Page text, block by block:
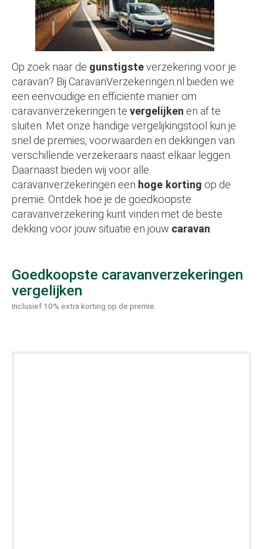
Op zoek naar de gunstigsteverzekering voor je
caravan? Bij CaravanVerzekeringen.nl bieden we
een eenvoudige en efficiënte manier om
caravanverzekeringen te vergelijken en af te
sluiten. Met onze handige vergelijkingstool kun je
snel de premies, voorwaarden en dekkingen van
verschillende verzekeraars naast elkaar leggen.
Daarnaast bieden wij voor alle
caravanverzekeringen een hoge korting op de
premie. Ontdek hoe je de goedkoopste
caravanverzekering kunt vinden met de beste
dekking voor jouw situatie en jouw caravan
Goedkoopste caravanverzekeringen
vergelijken
Inclusief 10% extra korting op de premie